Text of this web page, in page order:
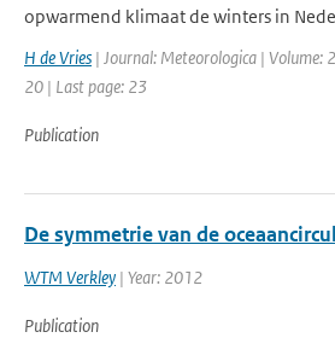
opwarmend klimaat de winters in
H de Vries | Journal: Meteorologica | Volume:
20 | Last page: 23
Publication
De symmetrie van de
WTM Verkley | Year: 2012
Publication